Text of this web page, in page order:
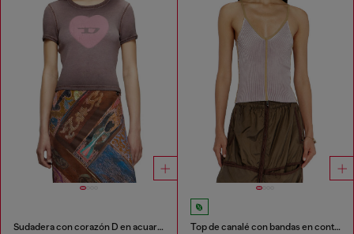
Sudadera con corazón D en acuarela Top de canalé con bandas en contraste